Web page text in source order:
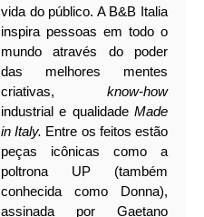
vida do público. A B&B Italia
inspira pessoas em todo o
mundo através do poder
das melhores mentes
criativas, know-how
industrial e qualidade Made
in Italy. Entre os feitos estão
peças icônicas como a
poltrona UP (também
conhecida como Donna),
assinada por Gaetano